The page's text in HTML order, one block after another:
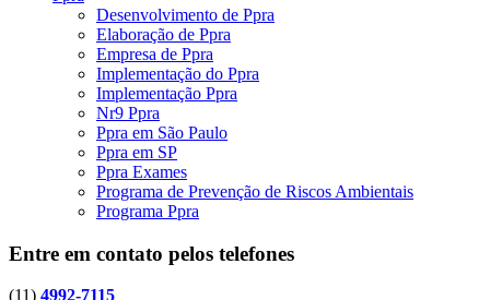
Desenvolvimento de Ppra
Elaboração de Ppra
Empresa de Ppra
Implementação do Ppra
Implementação Ppra
Nr9 Ppra
Ppra em São Paulo
Ppra em SP
Ppra Exames
Programa de Prevenção de Riscos Ambientais
Programa Ppra
Entre em contato pelos telefones
(11) 4992-7115